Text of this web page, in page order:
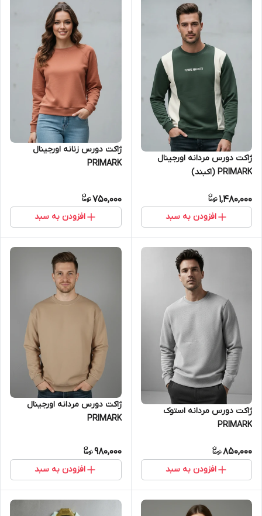
ژاکت دورس مردانه اورجینال
PRIMARK (اکبند)
1,480,000
افزودن به سبد
ژاکت دورس زنانه اورجینال
PRIMARK
750,000
افزودن به سبد
ژاکت دورس مردانه استوک
PRIMARK
850,000
افزودن به سبد
ژاکت دورس مردانه اورجینال
PRIMARK
980,000
افزودن به سبد